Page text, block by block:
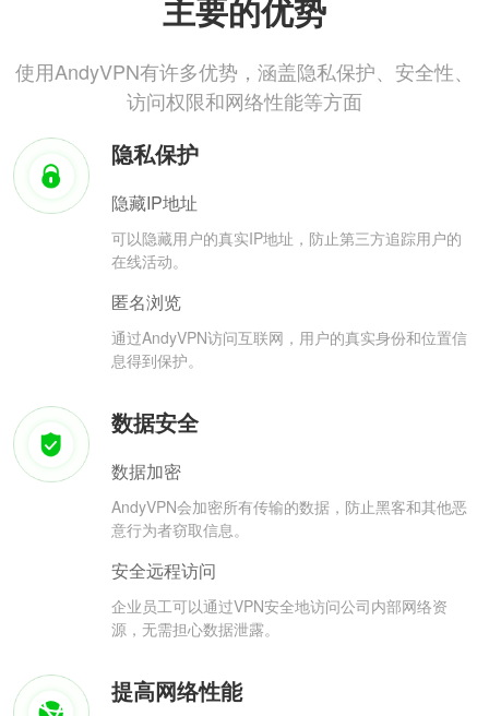
主要的优势
使用AndyVPN有许多优势，涵盖隐私保护、安全性、
访问权限和网络性能等方面
隐私保护
隐藏IP地址
可以隐藏用户的真实IP地址，防止第三方追踪用户的
在线活动。
匿名浏览
通过AndyVPN访问互联网，用户的真实身份和位置信
息得到保护。
数据安全
数据加密
AndyVPN会加密所有传输的数据，防止黑客和其他恶
意行为者窃取信息。
安全远程访问
企业员工可以通过VPN安全地访问公司内部网络资
源，无需担心数据泄露。
提高网络性能